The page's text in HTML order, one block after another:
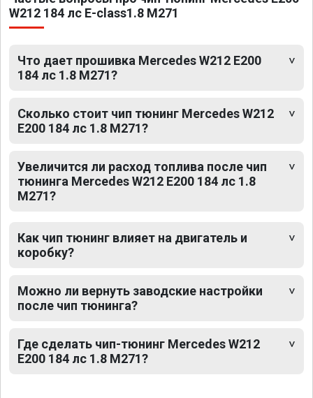
W212 184 лс E-class1.8 M271
Что дает прошивка Mercedes W212 E200
184 лс 1.8 M271?
Сколько стоит чип тюнинг Mercedes W212
E200 184 лс 1.8 M271?
Увеличится ли расход топлива после чип
тюнинга Mercedes W212 E200 184 лс 1.8
M271?
Как чип тюнинг влияет на двигатель и
коробку?
Можно ли вернуть заводские настройки
после чип тюнинга?
Где сделать чип-тюнинг Mercedes W212
E200 184 лс 1.8 M271?